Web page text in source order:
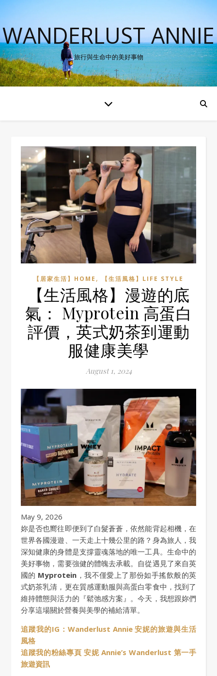
WANDERLUST ANNIE
旅行與生命中的美好事物
【居家生活】HOME , 【生活風格】LIFE STYLE
【生活風格】漫遊的底
氣： Myprotein 高蛋白
評價，英式奶茶到運動
服健康美學
August 1, 2024
May 9, 2026
妳是否也嚮往即便到了白髮蒼蒼，依然能背起相機，在
世界各國漫遊、一天走上十幾公里的路？身為旅人，我
深知健康的身體是支撐靈魂落地的唯一工具。生命中的
美好事物，需要強健的體魄去承載。自從遇見了來自英
國的 Myprotein ，我不僅愛上了那份如手搖飲般的英
式奶茶乳清，更在質感運動服與高蛋白零食中，找到了
維持體態與活力的『鬆弛感方案』。今天，我想跟妳們
分享這場關於營養與美學的補給清單。
追蹤我的IG：Wanderlust Annie 安妮的旅遊與生活
風格
追蹤我的粉絲專頁 安妮 Annie’s Wanderlust 第一手
旅遊資訊